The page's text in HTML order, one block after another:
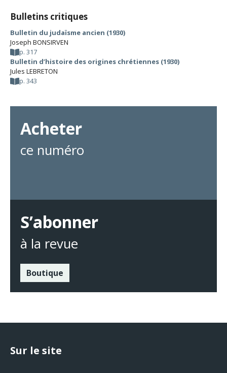
Bulletins critiques
Bulletin du judaïsme ancien (1930)
Joseph BONSIRVEN
p. 317
Bulletin d’histoire des origines chrétiennes (1930)
Jules LEBRETON
p. 343
Acheter
ce numéro
S’abonner
à la revue
Boutique
Sur le site